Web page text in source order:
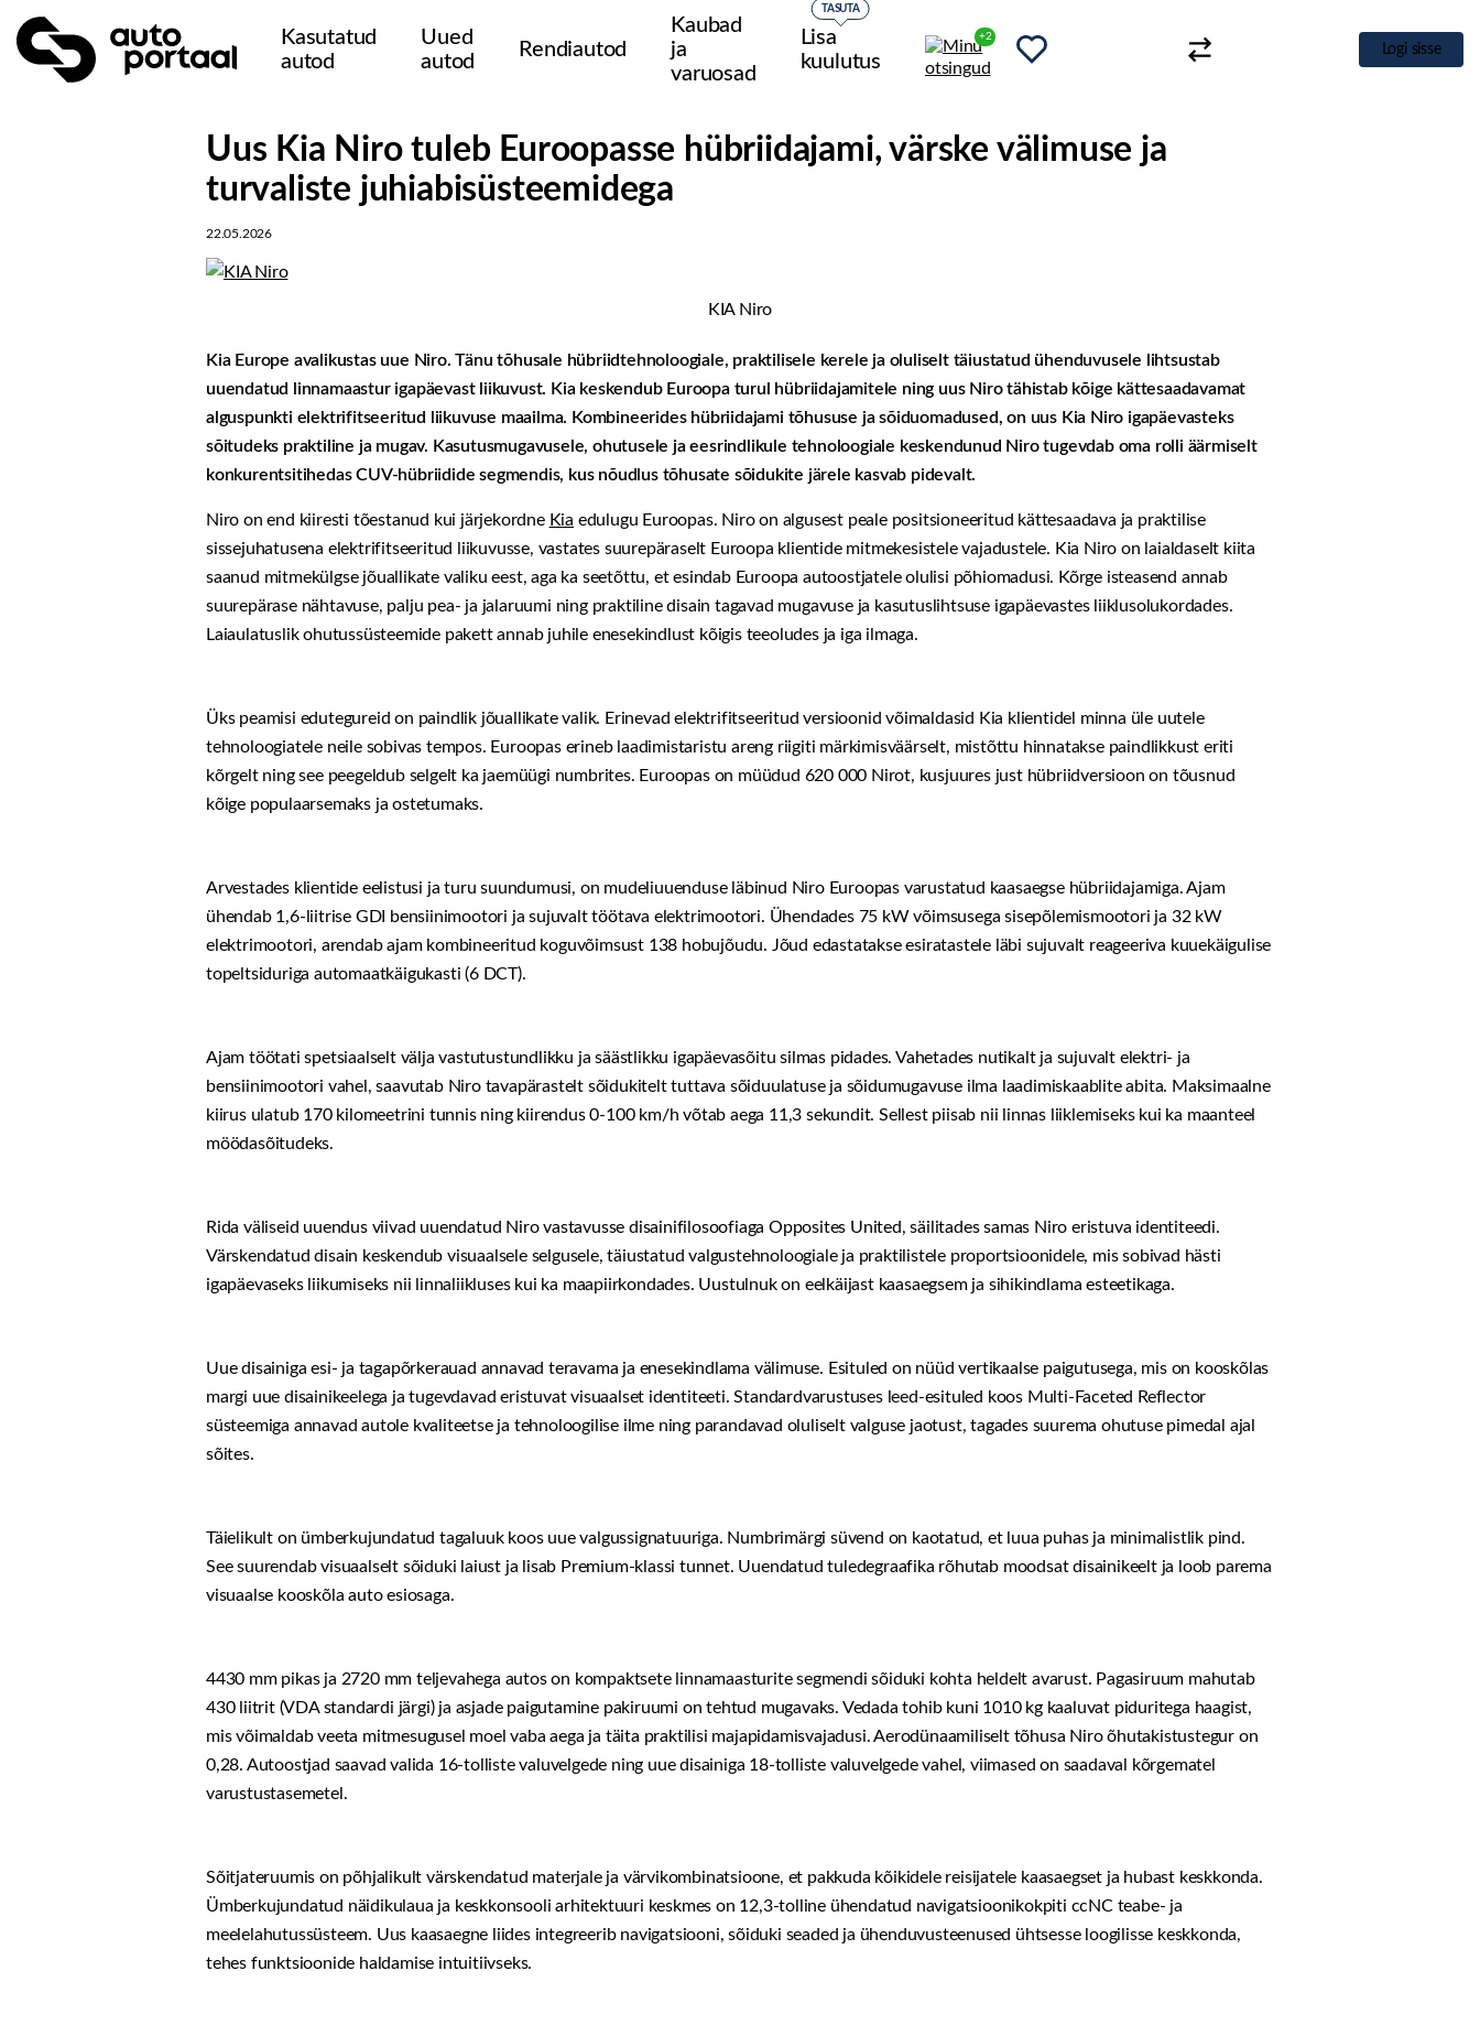
Kasutatud
autod
Uued
autod
Rendiautod
Kaubad
ja
varuosad
Lisa
kuulutus
TASUTA
+2
Logi sisse
Uus Kia Niro tuleb Euroopasse hübriidajami, värske välimuse ja
turvaliste juhiabisüsteemidega
22.05.2026
KIA Niro
Kia Europe avalikustas uue Niro. Tänu tõhusale hübriidtehnoloogiale, praktilisele kerele ja oluliselt täiustatud ühenduvusele lihtsustab
uuendatud linnamaastur igapäevast liikuvust. Kia keskendub Euroopa turul hübriidajamitele ning uus Niro tähistab kõige kättesaadavamat
alguspunkti elektrifitseeritud liikuvuse maailma. Kombineerides hübriidajami tõhususe ja sõiduomadused, on uus Kia Niro igapäevasteks
sõitudeks praktiline ja mugav. Kasutusmugavusele, ohutusele ja eesrindlikule tehnoloogiale keskendunud Niro tugevdab oma rolli äärmiselt
konkurentsitihedas CUV-hübriidide segmendis, kus nõudlus tõhusate sõidukite järele kasvab pidevalt.
Niro on end kiiresti tõestanud kui järjekordne Kia edulugu Euroopas. Niro on algusest peale positsioneeritud kättesaadava ja praktilise
sissejuhatusena elektrifitseeritud liikuvusse, vastates suurepäraselt Euroopa klientide mitmekesistele vajadustele. Kia Niro on laialdaselt kiita
saanud mitmekülgse jõuallikate valiku eest, aga ka seetõttu, et esindab Euroopa autoostjatele olulisi põhiomadusi. Kõrge isteasend annab
suurepärase nähtavuse, palju pea- ja jalaruumi ning praktiline disain tagavad mugavuse ja kasutuslihtsuse igapäevastes liiklusolukordades.
Laiaulatuslik ohutussüsteemide pakett annab juhile enesekindlust kõigis teeoludes ja iga ilmaga.
Üks peamisi edutegureid on paindlik jõuallikate valik. Erinevad elektrifitseeritud versioonid võimaldasid Kia klientidel minna üle uutele
tehnoloogiatele neile sobivas tempos. Euroopas erineb laadimistaristu areng riigiti märkimisväärselt, mistõttu hinnatakse paindlikkust eriti
kõrgelt ning see peegeldub selgelt ka jaemüügi numbrites. Euroopas on müüdud 620 000 Nirot, kusjuures just hübriidversioon on tõusnud
kõige populaarsemaks ja ostetumaks.
Arvestades klientide eelistusi ja turu suundumusi, on mudeliuuenduse läbinud Niro Euroopas varustatud kaasaegse hübriidajamiga. Ajam
ühendab 1,6-liitrise GDI bensiinimootori ja sujuvalt töötava elektrimootori. Ühendades 75 kW võimsusega sisepõlemismootori ja 32 kW
elektrimootori, arendab ajam kombineeritud koguvõimsust 138 hobujõudu. Jõud edastatakse esiratastele läbi sujuvalt reageeriva kuuekäigulise
topeltsiduriga automaatkäigukasti (6 DCT).
Ajam töötati spetsiaalselt välja vastutustundlikku ja säästlikku igapäevasõitu silmas pidades. Vahetades nutikalt ja sujuvalt elektri- ja
bensiinimootori vahel, saavutab Niro tavapärastelt sõidukitelt tuttava sõiduulatuse ja sõidumugavuse ilma laadimiskaablite abita. Maksimaalne
kiirus ulatub 170 kilomeetrini tunnis ning kiirendus 0-100 km/h võtab aega 11,3 sekundit. Sellest piisab nii linnas liiklemiseks kui ka maanteel
möödasõitudeks.
Rida väliseid uuendus viivad uuendatud Niro vastavusse disainifilosoofiaga Opposites United, säilitades samas Niro eristuva identiteedi.
Värskendatud disain keskendub visuaalsele selgusele, täiustatud valgustehnoloogiale ja praktilistele proportsioonidele, mis sobivad hästi
igapäevaseks liikumiseks nii linnaliikluses kui ka maapiirkondades. Uustulnuk on eelkäijast kaasaegsem ja sihikindlama esteetikaga.
Uue disainiga esi- ja tagapõrkerauad annavad teravama ja enesekindlama välimuse. Esituled on nüüd vertikaalse paigutusega, mis on kooskõlas
margi uue disainikeelega ja tugevdavad eristuvat visuaalset identiteeti. Standardvarustuses leed-esituled koos Multi-Faceted Reflector
süsteemiga annavad autole kvaliteetse ja tehnoloogilise ilme ning parandavad oluliselt valguse jaotust, tagades suurema ohutuse pimedal ajal
sõites.
Täielikult on ümberkujundatud tagaluuk koos uue valgussignatuuriga. Numbrimärgi süvend on kaotatud, et luua puhas ja minimalistlik pind.
See suurendab visuaalselt sõiduki laiust ja lisab Premium-klassi tunnet. Uuendatud tuledegraafika rõhutab moodsat disainikeelt ja loob parema
visuaalse kooskõla auto esiosaga.
4430 mm pikas ja 2720 mm teljevahega autos on kompaktsete linnamaasturite segmendi sõiduki kohta heldelt avarust. Pagasiruum mahutab
430 liitrit (VDA standardi järgi) ja asjade paigutamine pakiruumi on tehtud mugavaks. Vedada tohib kuni 1010 kg kaaluvat piduritega haagist,
mis võimaldab veeta mitmesugusel moel vaba aega ja täita praktilisi majapidamisvajadusi. Aerodünaamiliselt tõhusa Niro õhutakistustegur on
0,28. Autoostjad saavad valida 16-tolliste valuvelgede ning uue disainiga 18-tolliste valuvelgede vahel, viimased on saadaval kõrgematel
varustustasemetel.
Sõitjateruumis on põhjalikult värskendatud materjale ja värvikombinatsioone, et pakkuda kõikidele reisijatele kaasaegset ja hubast keskkonda.
Ümberkujundatud näidikulaua ja keskkonsooli arhitektuuri keskmes on 12,3-tolline ühendatud navigatsioonikokpiti ccNC teabe- ja
meelelahutussüsteem. Uus kaasaegne liides integreerib navigatsiooni, sõiduki seaded ja ühenduvusteenused ühtsesse loogilisse keskkonda,
tehes funktsioonide haldamise intuitiivseks.